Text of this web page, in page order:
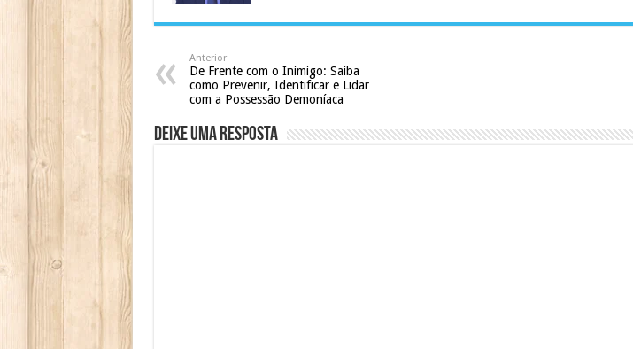
Anterior
De Frente com o Inimigo: Saiba
como Prevenir, Identificar e Lidar
com a Possessão Demoníaca
Deixe uma resposta